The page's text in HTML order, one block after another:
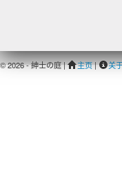
© 2026 - 紳士の庭 | 主页| 关